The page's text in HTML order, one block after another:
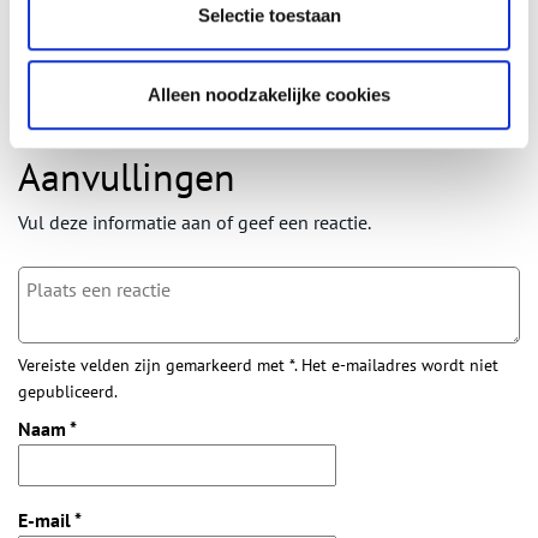
Selectie toestaan
Alleen noodzakelijke cookies
Bij inschrijving gaat u akkoord met onsprivacybeleid
Aanvullingen
Vul deze informatie aan of geef een reactie.
Vereiste velden zijn gemarkeerd met *. Het e-mailadres wordt niet
gepubliceerd.
Naam *
E-mail*